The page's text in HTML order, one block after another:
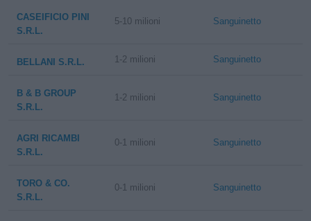
CASEIFICIO PINI
S.R.L.
5-10 milioni Sanguinetto
BELLANI S.R.L. 1-2 milioni Sanguinetto
B & B GROUP
S.R.L.
1-2 milioni Sanguinetto
AGRI RICAMBI
S.R.L.
0-1 milioni Sanguinetto
TORO & CO.
S.R.L.
0-1 milioni Sanguinetto